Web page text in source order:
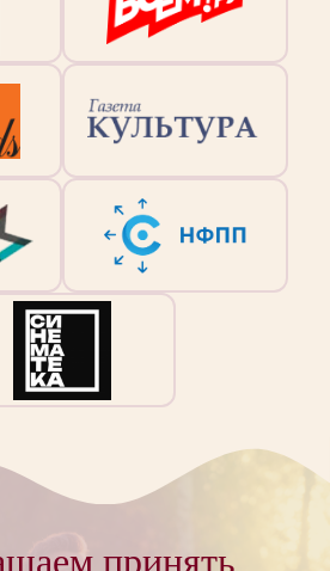
принять